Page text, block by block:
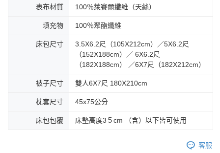
表布材質 100％萊賽爾纖維（天絲）
填充物 100％聚酯纖維
床包尺寸
3.5X6.2尺（105X212cm）／5X6.2尺
（152X188cm）／ 6X6.2尺
（182X188cm） ／6X7尺（182X212cm）
被子尺寸 雙人6X7尺 180X210cm
枕套尺寸 45x75公分
床包包覆 床墊高度3５cm （含）以下皆可使用
客服